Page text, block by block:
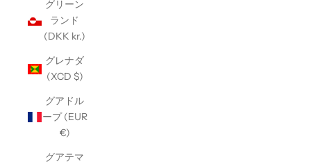
グリーン
ランド
(DKK kr.)
グレナダ
(XCD $)
グアドル
ープ (EUR
€)
グアテマ